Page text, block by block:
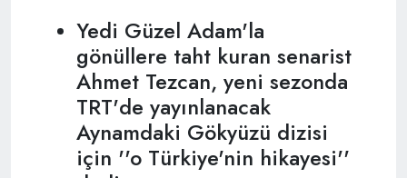
Yedi Güzel Adam'la
gönüllere taht kuran senarist
Ahmet Tezcan, yeni sezonda
TRT'de yayınlanacak
Aynamdaki Gökyüzü dizisi
için ''o Türkiye'nin hikayesi''